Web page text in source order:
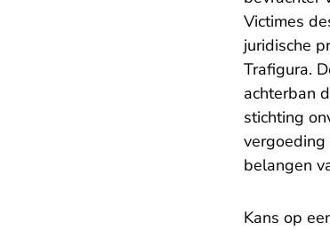
Victimes
juridische
Trafigura.
achterban
stichting
vergoeding
belangen
Kans op